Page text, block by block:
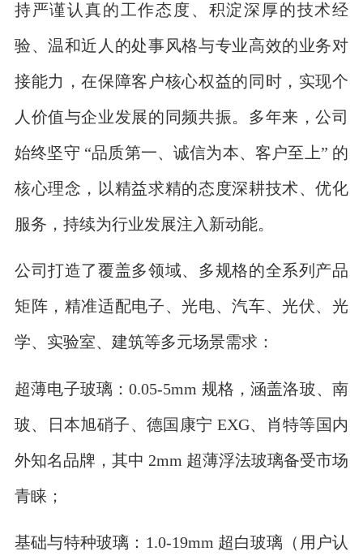
持严谨认真的工作态度、积淀深厚的技术经
验、温和近人的处事风格与专业高效的业务对
接能力，在保障客户核心权益的同时，实现个
人价值与企业发展的同频共振。多年来，公司
始终坚守 “品质第一、诚信为本、客户至上” 的
核心理念，以精益求精的态度深耕技术、优化
服务，持续为行业发展注入新动能。
公司打造了覆盖多领域、多规格的全系列产品
矩阵，精准适配电子、光电、汽车、光伏、光
学、实验室、建筑等多元场景需求：
超薄电子玻璃：0.05-5mm 规格，涵盖洛玻、南
玻、日本旭硝子、德国康宁 EXG、肖特等国内
外知名品牌，其中 2mm 超薄浮法玻璃备受市场
青睐；
基础与特种玻璃：1.0-19mm 超白玻璃（用户认